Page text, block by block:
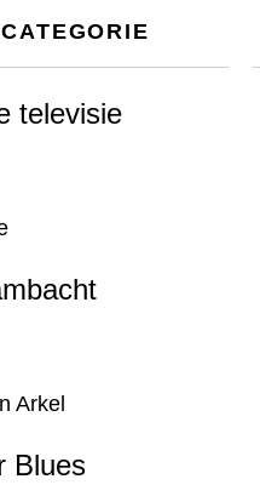
televisie
Arkel
Blues